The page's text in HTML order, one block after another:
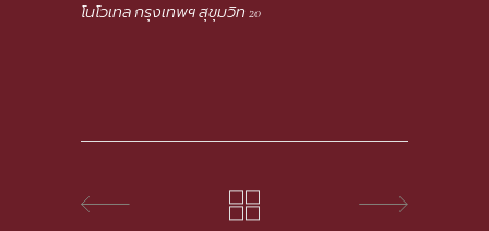
โนโวเทล กรุงเทพฯ สุขุมวิท 20